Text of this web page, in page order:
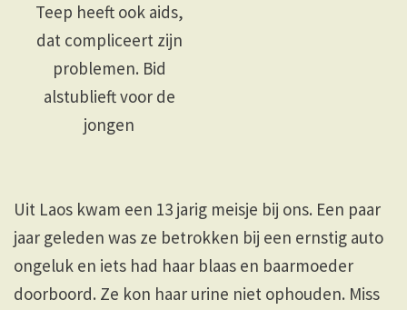
Teep heeft ook aids,
dat compliceert zijn
problemen. Bid
alstublieft voor de
jongen
Uit Laos kwam een 13 jarig meisje bij ons. Een paar
jaar geleden was ze betrokken bij een ernstig auto
ongeluk en iets had haar blaas en baarmoeder
doorboord. Ze kon haar urine niet ophouden. Miss